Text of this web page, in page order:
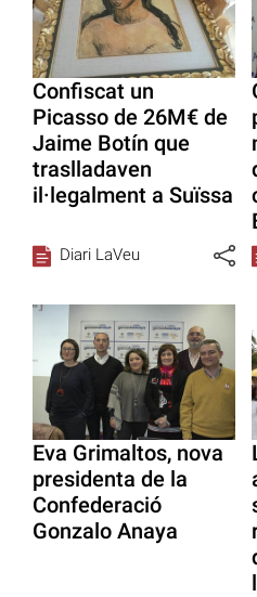
Confiscat un
Picasso de 26M€ de
Jaime Botín que
traslladaven
il·legalment a Suïssa
Diari LaVeu
Eva Grimaltos, nova
presidenta de la
Confederació
Gonzalo Anaya